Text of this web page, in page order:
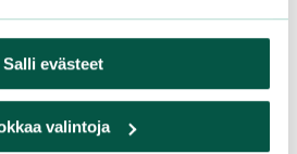
Salli evästeet
valintoja